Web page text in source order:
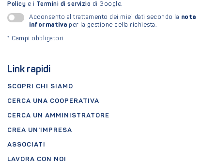
Link rapidi
SCOPRI CHI SIAMO
CERCA UNA COOPERATIVA
CERCA UN AMMINISTRATORE
CREA UN'IMPRESA
ASSOCIATI
LAVORA CON NOI
Policy e i Termini di servizio di Google.
Acconsento al trattamento dei miei dati secondo la nota
informativa per la gestione della richiesta.
* Campi obbligatori